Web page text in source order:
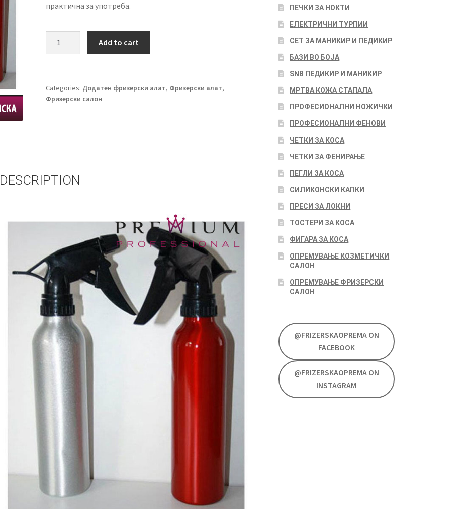
практична за употреба.
алуминиумска
quantity
Add to cart
Categories: Додатен фризерски алат, Фризерски алат,
Фризерски салон
DESCRIPTION
ПЕЧКИ ЗА НОКТИ
ЕЛЕКТРИЧНИ ТУРПИИ
СЕТ ЗА МАНИКИР И ПЕДИКИР
БАЗИ ВО БОЈА
SNB ПЕДИКИР И МАНИКИР
МРТВА КОЖА СТАПАЛА
ПРОФЕСИОНАЛНИ НОЖИЧКИ
ПРОФЕСИОНАЛНИ ФЕНОВИ
ЧЕТКИ ЗА КОСА
ЧЕТКИ ЗА ФЕНИРАЊЕ
ПЕГЛИ ЗА КОСА
СИЛИКОНСКИ КАПКИ
ПРЕСИ ЗА ЛОКНИ
ТОСТЕРИ ЗА КОСА
ФИГАРА ЗА КОСА
ОПРЕМУВАЊЕ КОЗМЕТИЧКИ
САЛОН
ОПРЕМУВАЊЕ ФРИЗЕРСКИ
САЛОН
@FRIZERSKAOPREMA ON
FACEBOOK
@FRIZERSKAOPREMA ON
INSTAGRAM